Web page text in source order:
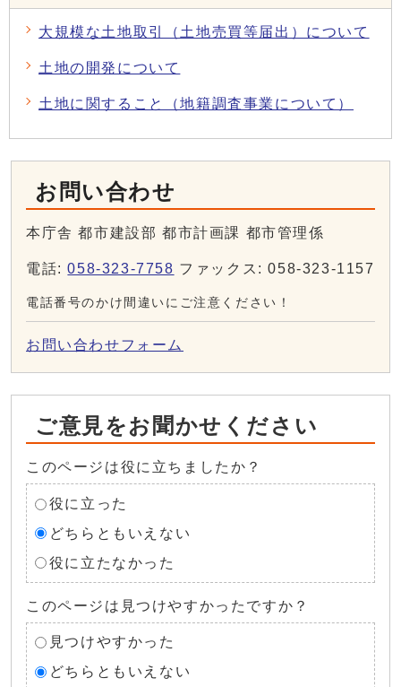
大規模な土地取引（土地売買等届出）について
土地の開発について
土地に関すること（地籍調査事業について）
お問い合わせ
本庁舎 都市建設部 都市計画課 都市管理係
電話:058-323-7758 ファックス: 058-323-1157
電話番号のかけ間違いにご注意ください！
お問い合わせフォーム
ご意見をお聞かせください
このページは役に立ちましたか？
役に立った
どちらともいえない
役に立たなかった
このページは見つけやすかったですか？
見つけやすかった
どちらともいえない